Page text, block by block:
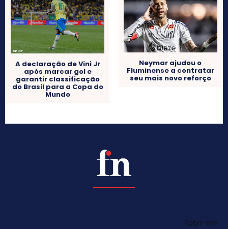
A declaração de Vini Jr
após marcar gol e
garantir classificação
do Brasil para a Copa do
Mundo
Neymar ajudou o
Fluminense a contratar
seu mais novo reforço
Sobre nós